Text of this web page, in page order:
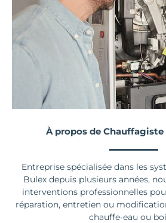
À propos de Chauffagiste
Entreprise spécialisée dans les
Bulex depuis plusieurs années,
interventions professionnelles
réparation, entretien ou
chauffe‑eau ou